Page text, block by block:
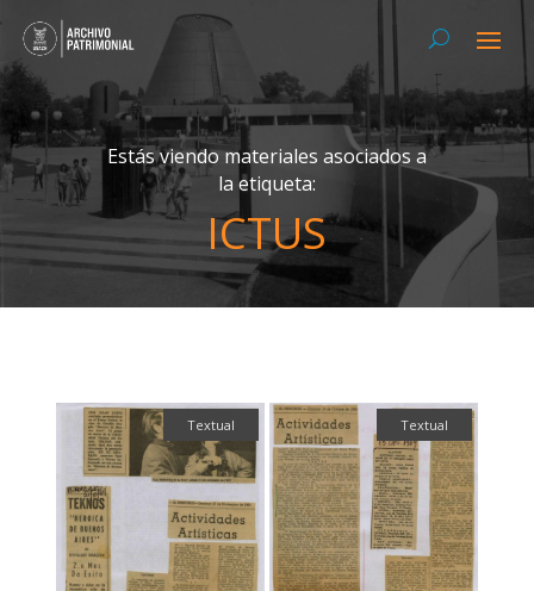
Estás viendo materiales asociados a
la etiqueta:
ICTUS
Textual Textual